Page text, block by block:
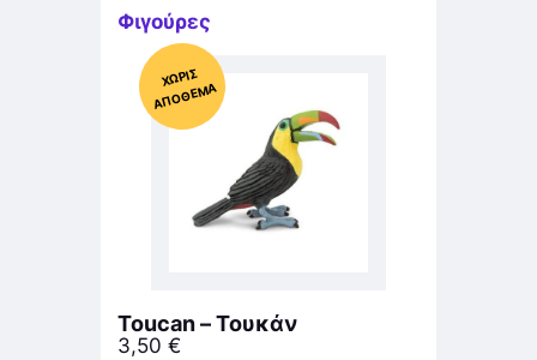
Φιγούρες
Χ
ΩΡΊΣ
Α
Π
Ό
ΘΕ
ΜΑ
Toucan – Τουκάν
3,50 €